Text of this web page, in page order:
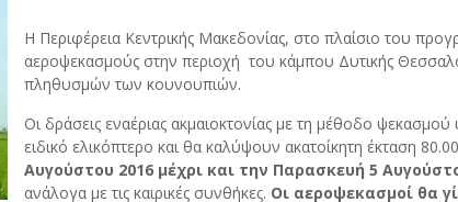
Η Περιφέρεια Κεντρικής Μακεδονίας, στο πλαίσιο του
αεροψεκασμούς στην περιοχή του κάμπου Δυτικής
πληθυσμών των κουνουπιών.
Οι δράσεις εναέριας ακμαιοκτονίας με τη μέθοδο
ειδικό ελικόπτερο και θα καλύψουν ακατοίκητη έκταση
Αυγούστου 2016 μέχρι και την Παρασκευή 5
ανάλογα με τις καιρικές συνθήκες. Οι αεροψεκασμοί θα